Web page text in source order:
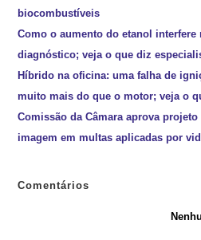
biocombustíveis
Como o aumento do etanol interfere
diagnóstico; veja o que diz
Híbrido na oficina: uma falha de
muito mais do que o motor; veja o
Comissão da Câmara aprova
imagem em multas aplicadas por
Comentários